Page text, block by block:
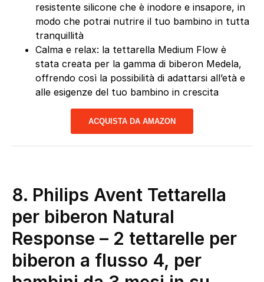
resistente silicone che è inodore e insapore, in
modo che potrai nutrire il tuo bambino in tutta
tranquillità
Calma e relax: la tettarella Medium Flow è
stata creata per la gamma di biberon Medela,
offrendo così la possibilità di adattarsi all’età e
alle esigenze del tuo bambino in crescita
ACQUISTA DA AMAZON
8. Philips Avent Tettarella
per biberon Natural
Response – 2 tettarelle per
biberon a flusso 4, per